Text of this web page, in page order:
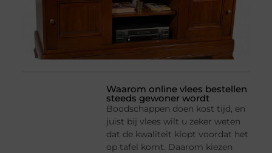
Waarom online vlees bestellen
steeds gewoner wordt
Boodschappen doen kost tijd, en
juist bij vlees wilt u zeker weten
dat de kwaliteit klopt voordat het
op tafel komt. Daarom kiezen